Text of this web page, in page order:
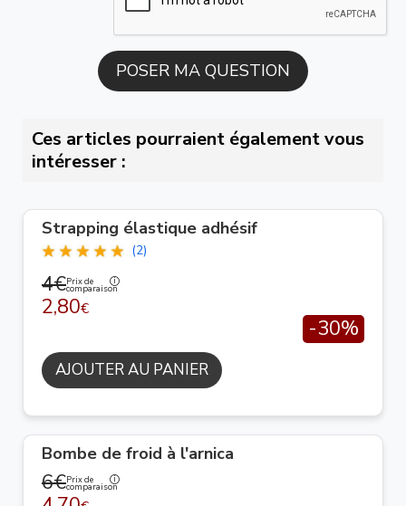
Ces articles pourraient également vous
intéresser :
Strapping élastique adhésif
(2)
4€Prix de
comparaison
2,80€
-30%
AJOUTER AU PANIER
Bombe de froid à l'arnica
6€Prix de
comparaison